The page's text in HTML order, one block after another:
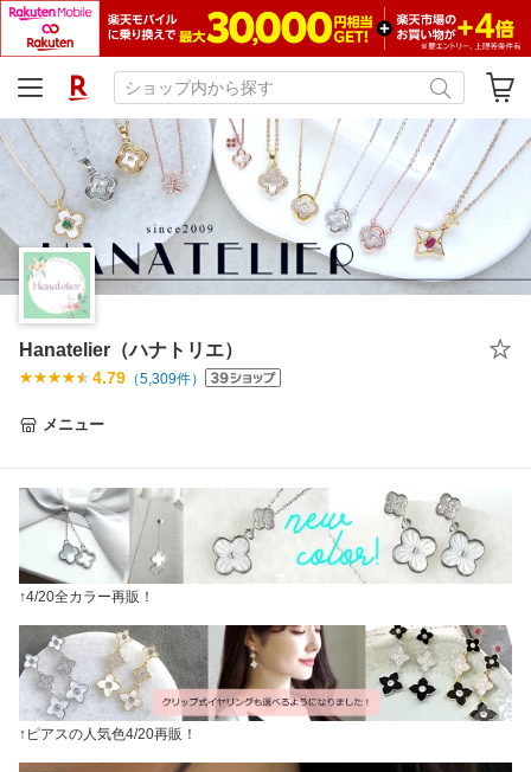
Hanatelier（ハナトリエ）
4.79 （5,309件）
メニュー
↑4/20全カラー再販！
↑ピアスの人気色4/20再販！